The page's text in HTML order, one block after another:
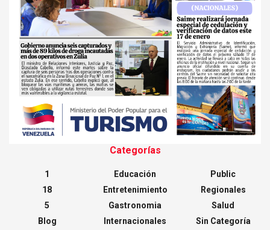
Categorías
1
18
5
Blog
Educación
Entretenimiento
Gastronomia
Internacionales
Public
Regionales
Salud
Sin Categoría